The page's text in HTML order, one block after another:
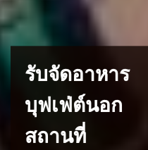
รับจัดอาหาร
บุฟเฟ่ต์นอก
สถานที่